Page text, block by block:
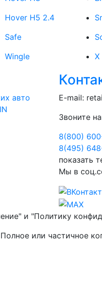
Hover H5 2.4
Safe
Wingle
X
авто
E-mail:
Звоните
8(800)
8(495)
показать
Мы в
и "Политику
или частичное